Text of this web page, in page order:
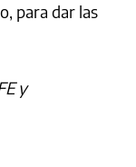
para dar las
y